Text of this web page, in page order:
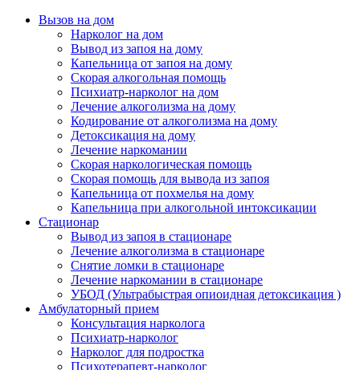
Вызов на дом
Нарколог на дом
Вывод из запоя на дому
Капельница от запоя на дому
Скорая алкогольная помощь
Психиатр-нарколог на дом
Лечение алкоголизма на дому
Кодирование от алкоголизма на дому
Детоксикация на дому
Лечение наркомании
Скорая наркологическая помощь
Скорая помощь для вывода из запоя
Капельница от похмелья на дому
Капельница при алкогольной интоксикации
Стационар
Вывод из запоя в стационаре
Лечение алкоголизма в стационаре
Снятие ломки в стационаре
Лечение наркомании в стационаре
УБОД (Ультрабыстрая опиоидная детоксикация )
Амбулаторный прием
Консультация нарколога
Психиатр-нарколог
Нарколог для подростка
Психотерапевт-нарколог